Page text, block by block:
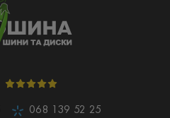
068 139 52 25